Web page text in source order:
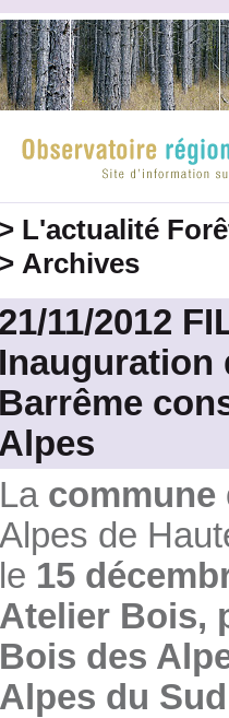
> L'actualité
> Archives
21/11/2012
Inauguration
Barrême
Alpes
La commune
Alpes de
le 15
Atelier Bois,
Bois des
Alpes du Sud